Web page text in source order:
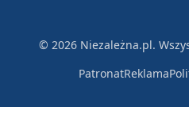
© 2026 Niezależna.pl.
PatronatReklama